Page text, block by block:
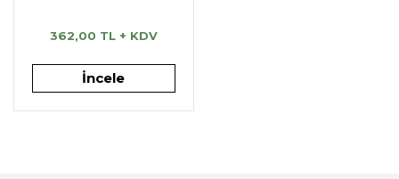
362,00 TL + KDV
İncele